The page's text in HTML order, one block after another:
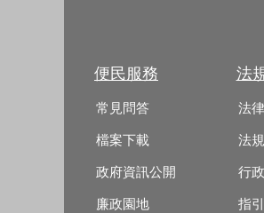
便民服務
常見問答
檔案下載
政府資訊公開
廉政園地
法
法律
法
行
指引